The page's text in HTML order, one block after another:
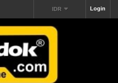
Login
IDR